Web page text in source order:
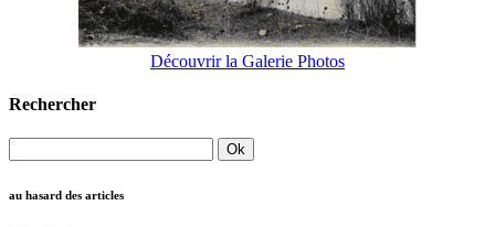
Découvrir la Galerie Photos
Rechercher
au hasard des articles